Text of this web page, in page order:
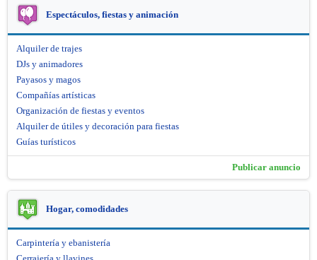
Espectáculos, fiestas y animación
Alquiler de trajes
DJs y animadores
Payasos y magos
Compañías artísticas
Organización de fiestas y eventos
Alquiler de útiles y decoración para fiestas
Guías turísticos
Publicar anuncio
Hogar, comodidades
Carpintería y ebanistería
Cerrajería y llavines